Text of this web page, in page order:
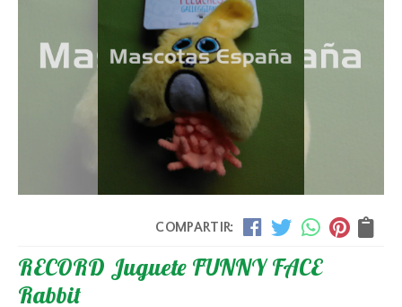
COMPARTIR:
RECORD Juguete FUNNY FACE
Rabbit